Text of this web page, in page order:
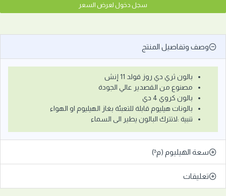
سجل دخول لعرض السعر
وصف وتفاصيل المنتج
بالون ثري دي روز قولد 11 إنش
مصنوع من القصدير عالي الجودة
بالون كروي 4 دي
بالونات هيليوم قابلة للتعبئة بغاز الهيليوم او الهواء
تنبية :لاتترك البالون يطير الى السماء
سعة الهيليوم (م³)
تعليقات